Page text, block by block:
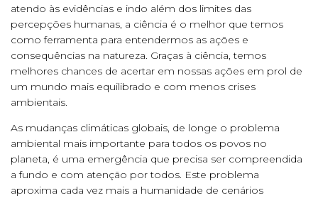
atendo às evidências e indo além dos limites das
percepções humanas, a ciência é o melhor que temos
como ferramenta para entendermos as ações e
consequências na natureza. Graças à ciência, temos
melhores chances de acertar em nossas ações em prol de
um mundo mais equilibrado e com menos crises
ambientais.
As mudanças climáticas globais, de longe o problema
ambiental mais importante para todos os povos no
planeta, é uma emergência que precisa ser compreendida
a fundo e com atenção por todos. Este problema
aproxima cada vez mais a humanidade de cenários